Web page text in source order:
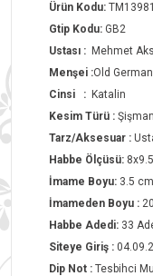
Ürün Kodu: TM13981
Gtip Kodu: GB2
Ustası : Mehmet
Menşei :Old
Cinsi : Katalin
Kesim Türü :
Tarz/Aksesuar :
Habbe Ölçüsü:
İmame Boyu: 3.5 cm
İmameden Boyu :
Habbe Adedi: 33
Siteye Giriş :
Dip Not : Tesbihci